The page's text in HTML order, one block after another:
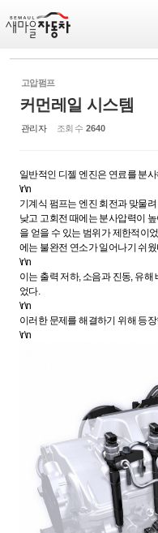
고압펌프
커먼레일 시스템
관리자 조회 수 2640
일반적인 디젤 엔진은 연료를 분
\r\n
기계식 펌프는 엔진 회전과 맞물
낮고 고회전 때에는 분사압력이
을 얻을 수 있는 범위가 제한적이
에는 불완전 연소가 일어나기 쉬웠
\r\n
이는 출력 저하, 소음과 진동, 유해
었다.
\r\n
이러한 문제를 해결하기 위해 등
\r\n